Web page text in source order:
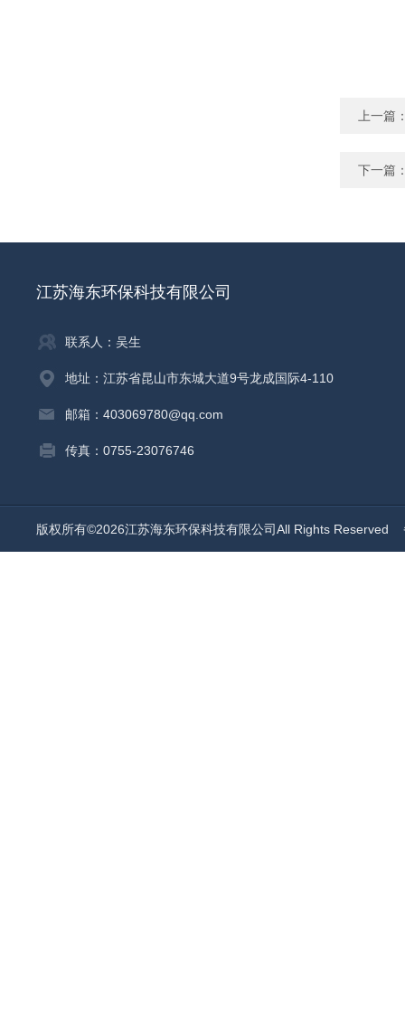
上一篇
下一篇
江苏海东环保科技有限公司
联系人：吴生
地址：江苏省昆山市东城大道9号龙成国际4-110
邮箱：403069780@qq.com
传真：0755-23076746
版权所有©2026江苏海东环保科技有限公司All Rights Reserved